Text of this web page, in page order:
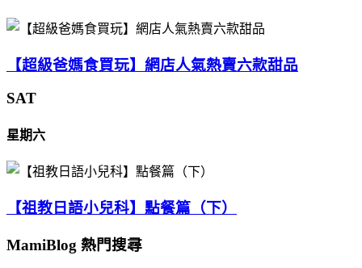
【超級爸媽食買玩】網店人氣熱賣六款甜品
SAT
星期六
【祖教日語小兒科】點餐篇（下）
MamiBlog 熱門搜尋